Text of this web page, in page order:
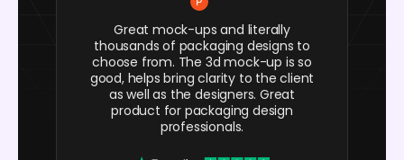
Great mock-ups and literally
thousands of packaging designs to
choose from. The 3d mock-up is so
good, helps bring clarity to the client
as well as the designers. Great
product for packaging design
professionals.